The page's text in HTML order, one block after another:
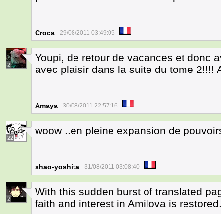
Croca 29/08/2011 03:49:05
2
Youpi, de retour de vacances et donc
avec plaisir dans la suite du tome 2!!!!
Amaya 30/08/2011 22:57:16
22
woow ..en pleine expansion de
shao-yoshita 31/08/2011 03:08:40
2
With this sudden burst of translated
faith and interest in Amilova is restored.